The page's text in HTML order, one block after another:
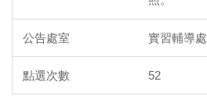
實習輔導處
52